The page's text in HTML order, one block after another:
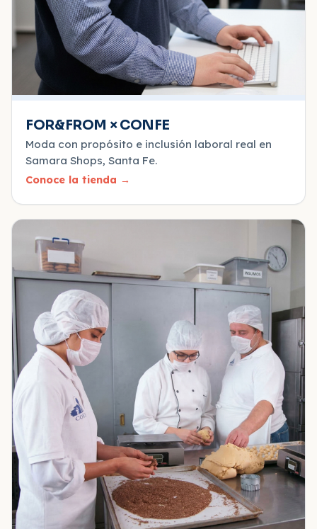
FOR&FROM × CONFE
Moda con propósito e inclusión laboral real en
Samara Shops, Santa Fe.
Conoce la tienda →